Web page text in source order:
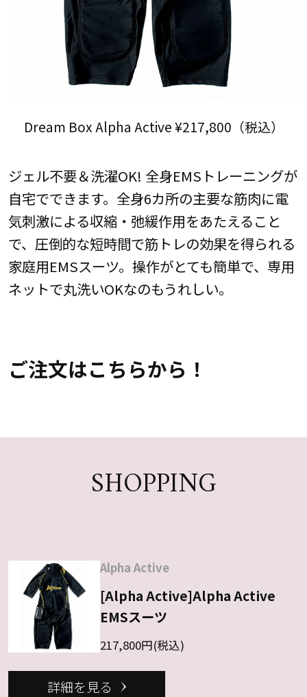
Dream Box Alpha Active ¥217,800（税込）
ジェル不要＆洗濯OK! 全身EMSトレーニングが
自宅でできます。全身6カ所の主要な筋肉に電
気刺激による収縮・弛緩作用をあたえること
で、圧倒的な短時間で筋トレの効果を得られる
家庭用EMSスーツ。操作がとても簡単で、専用
ネットで丸洗いOKなのもうれしい。
ご注文はこちらから！
SHOPPING
Alpha Active
[Alpha Active]Alpha Active
EMSスーツ
217,800円(税込)
詳細を見る